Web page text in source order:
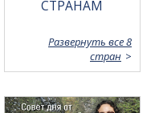
СТРАНАМ
Развернуть все 8
стран